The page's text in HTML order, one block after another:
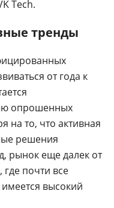
Tech.
тренды
от года к
опрошенных
на то, что активная
решения
рынок еще далек от
, где почти все
имеется высокий